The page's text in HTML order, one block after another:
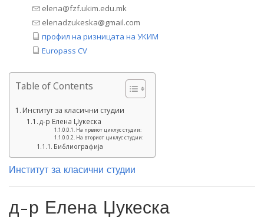
elena@fzf.ukim.edu.mk
elenadzukeska@gmail.com
профил на ризницата на УКИМ
Europass CV
Table of Contents
Институт за класични студии
д-р Елена Џукеска
На првиот циклус студии:
На вториот циклус студии:
Библиографија
Институт за класични студии
д-р Елена Џукеска